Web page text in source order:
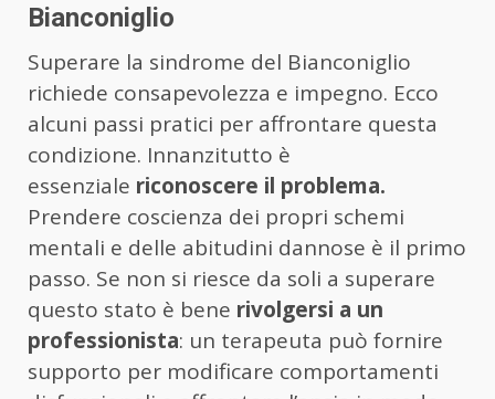
Bianconiglio
Superare la sindrome del Bianconiglio
richiede consapevolezza e impegno. Ecco
alcuni passi pratici per affrontare questa
condizione. Innanzitutto è
essenziale riconoscere il problema.
Prendere coscienza dei propri schemi
mentali e delle abitudini dannose è il primo
passo. Se non si riesce da soli a superare
questo stato è bene rivolgersi a un
professionista: un terapeuta può fornire
supporto per modificare comportamenti